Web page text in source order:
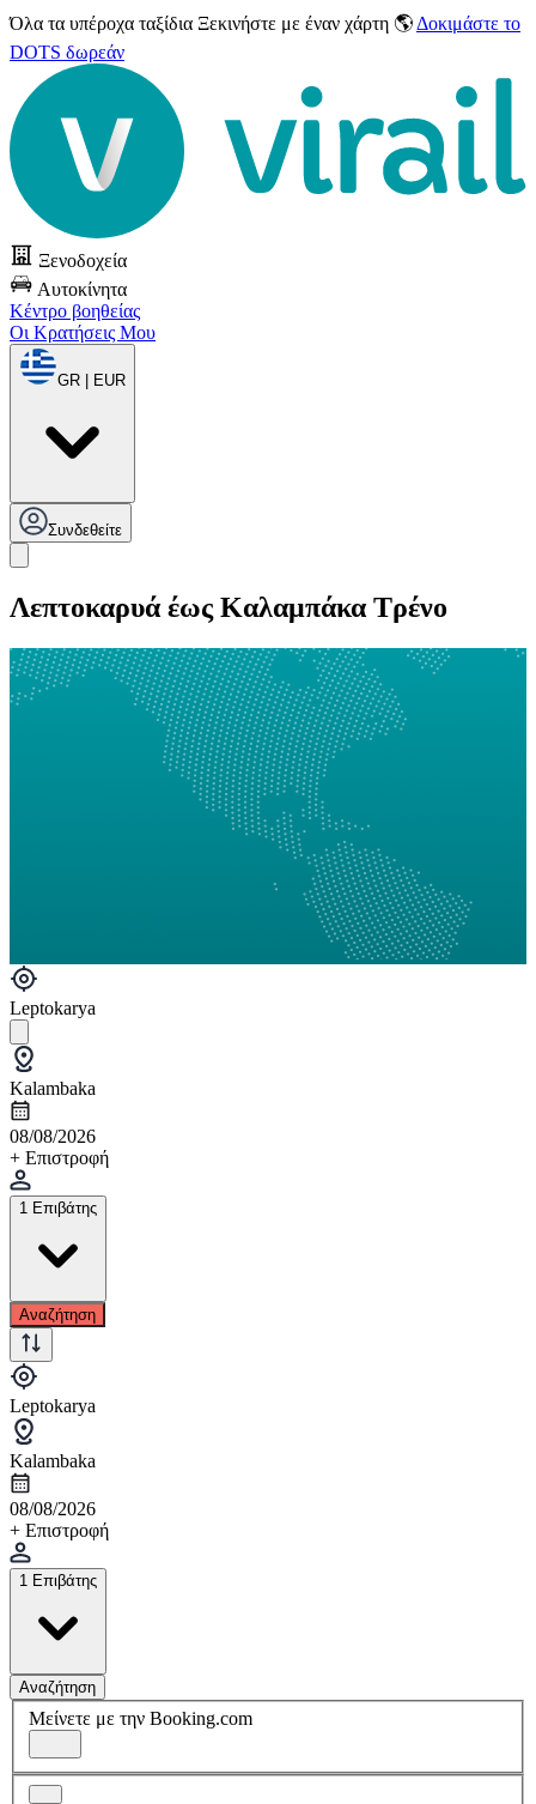
Όλα τα υπέροχα ταξίδια Ξεκινήστε με έναν χάρτη 🌎 Δοκιμάστε το
DOTS δωρεάν
Ξενοδοχεία
Αυτοκίνητα
Κέντρο βοηθείας
Οι Κρατήσεις Μου
GR | EUR
Συνδεθείτε
Λεπτοκαρυά έως Καλαμπάκα Τρένο
Leptokarya
Kalambaka
08/08/2026
+ Επιστροφή
1 Επιβάτης
Αναζήτηση
Leptokarya
Kalambaka
08/08/2026
+ Επιστροφή
1 Επιβάτης
Αναζήτηση
Μείνετε με την Booking.com